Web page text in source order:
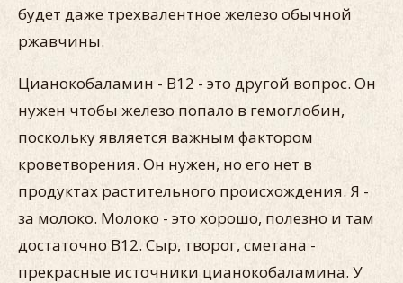
будет даже трехвалентное железо обычной
ржавчины.
Цианокобаламин - B12 - это другой вопрос. Он
нужен чтобы железо попало в гемоглобин,
поскольку является важным фактором
кроветворения. Он нужен, но его нет в
продуктах растительного происхождения. Я -
за молоко. Молоко - это хорошо, полезно и там
достаточно В12. Сыр, творог, сметана -
прекрасные источники цианокобаламина. У